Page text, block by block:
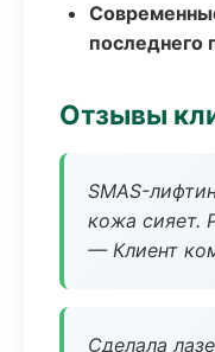
последнего
Отзывы
SMAS-
кожа сияет.
— Клиент
Сделала